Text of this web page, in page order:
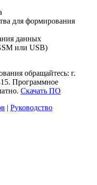
для формирования
данных
или USB)
обращайтесь: г.
Программное
Скачать ПО
| Руководство